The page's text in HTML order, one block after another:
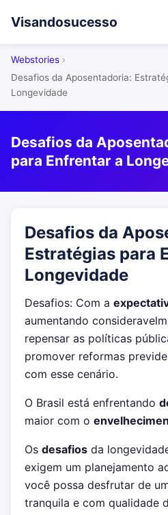
Visandosucesso
Webstories
Desafios da Aposentadoria:
Longevidade
Desafios da
para Enfrentar a
Desafios da
Estratégias para
Longevidade
Desafios: Com a
aumentando
repensar as políticas
promover reformas
com esse cenário.
O Brasil está enfrentando
maior com o
Os desafios da
exigem um planejamento
você possa desfrutar de
tranquila e com qualidade